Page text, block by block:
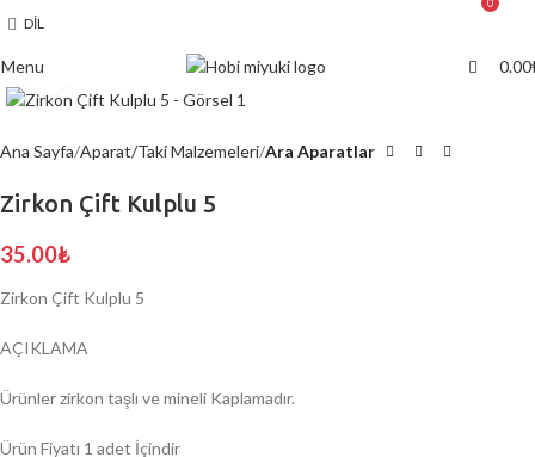
DIL
Menu
0
0.00
Ana Sayfa Aparat/Taki Malzemeleri Ara Aparatlar
Zirkon Çift Kulplu 5
35.00₺
Zirkon Çift Kulplu 5
AÇIKLAMA
Ürünler zirkon taşlı ve mineli Kaplamadır.
Ürün Fiyatı 1 adet İçindir